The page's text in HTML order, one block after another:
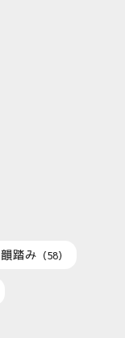
踏み （58）